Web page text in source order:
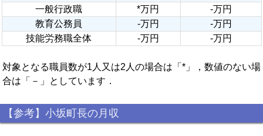
一般行政職
*万円
-万円
教育公務員
-万円
-万円
技能労務職全体
-万円 -万円
対象となる職員数が1人又は2人の場合は「*」，数値のない場
合は「－」としています．
【参考】小坂町長の月収